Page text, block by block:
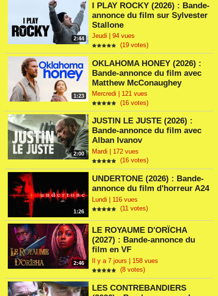
2:44
I PLAY ROCKY (2026) : Bande-
annonce du film sur Sylvester
Stallone
Jeudi | 94 vues
(19 votes)
1:23
OKLAHOMA HONEY (2026) :
Bande-annonce du film avec
Matthew McConaughey
Mercredi | 121 vues
(16 votes)
2:00
JUSTIN LE JUSTE (2026) :
Bande-annonce du film avec
Alban Ivanov
Mardi | 172 vues
(16 votes)
1:26
UNDERTONE (2026) : Bande-
annonce du film d'horreur A24
Lundi | 116 vues
(11 votes)
2:46
LE ROYAUME D'ORÏCHA
(2027) : Bande-annonce du
film en VF
Il y a 7 jours | 158 vues
(8 votes)
LES CONTREBANDIERS